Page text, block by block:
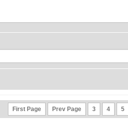
First Page Prev Page 3 4 5